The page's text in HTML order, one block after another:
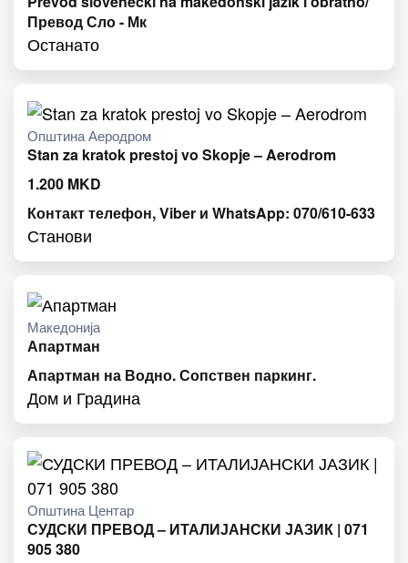
Превод Сло - Мк
Останато
Општина Аеродром
Stan za kratok prestoj vo Skopje – Aerodrom
1.200 MKD
Контакт телефон, Viber и WhatsApp: 070/610-633
Станови
Македонија
Апартман
Апартман на Водно. Сопствен паркинг.
Дом и Градина
Општина Центар
СУДСКИ ПРЕВОД – ИТАЛИЈАНСКИ ЈАЗИК | 071
905 380